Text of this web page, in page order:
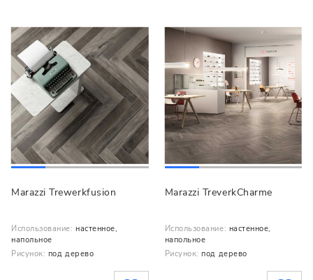
Marazzi Trewerkfusion
Использование: настенное,
напольное
Рисунок: под дерево
Marazzi TreverkCharme
Использование: настенное,
напольное
Рисунок: под дерево